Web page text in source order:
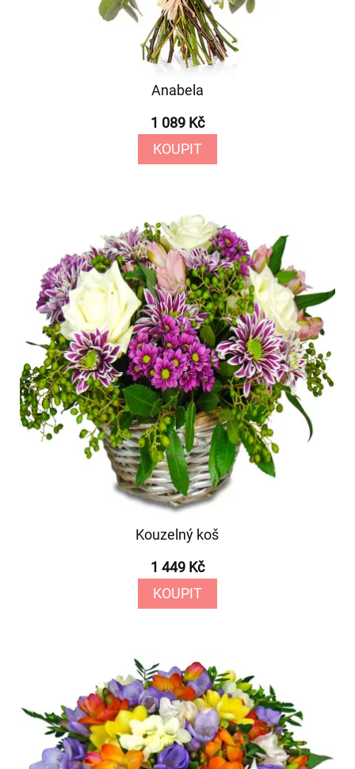
Anabela
1 089 Kč
KOUPIT
Kouzelný koš
1 449 Kč
KOUPIT